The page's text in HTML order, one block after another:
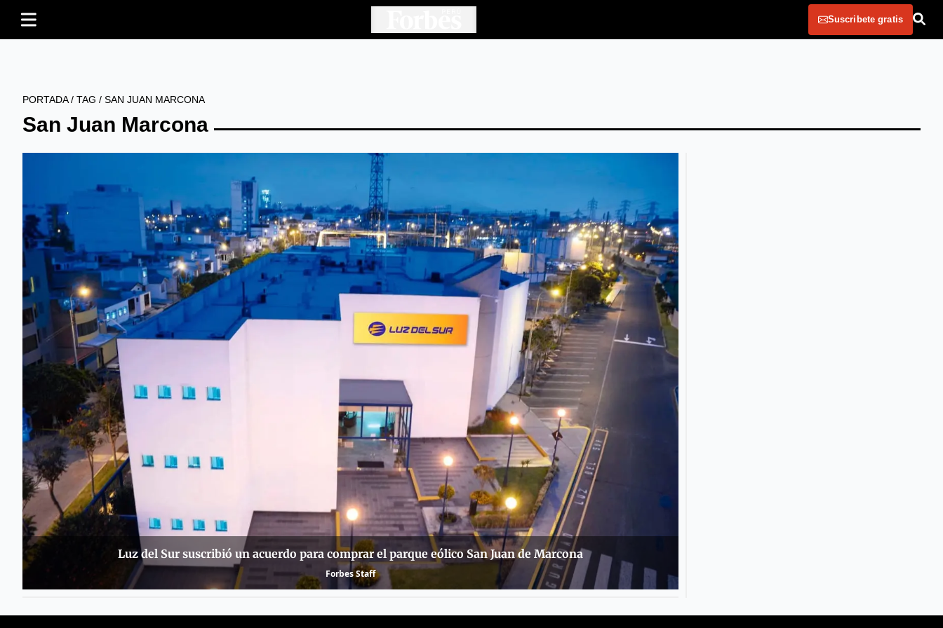
Suscribete gratis
PORTADA/ TAG / SAN JUAN MARCONA
San Juan Marcona
Luz del Sur suscribió un acuerdo para comprar el parque eólico San Juan de Marcona
Forbes Staff